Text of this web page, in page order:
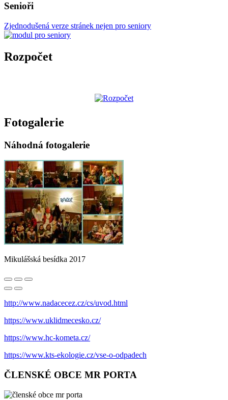
Senioři
Zjednodušená verze stránek nejen pro seniory
Rozpočet
Fotogalerie
Náhodná fotogalerie
Mikulášská besídka 2017
http://www.nadacecez.cz/cs/uvod.html
https://www.uklidmecesko.cz/
https://www.hc-kometa.cz/
https://www.kts-ekologie.cz/vse-o-odpadech
ČLENSKÉ OBCE MR PORTA